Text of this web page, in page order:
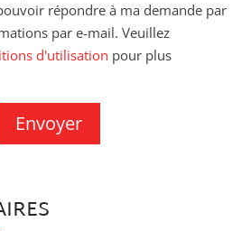
répondre à ma demande par
par e-mail. Veuillez
d'utilisation pour plus